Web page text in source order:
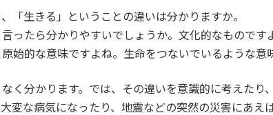
「生きる」ということの違いは分かりますか。
ったら分かりやすいでしょうか。文化的なものです
始的な意味ですよね。生命をつないでいるような意
く分かります。では、その違いを意識的に考えた
変な病気になったり、地震などの突然の災害にあえ